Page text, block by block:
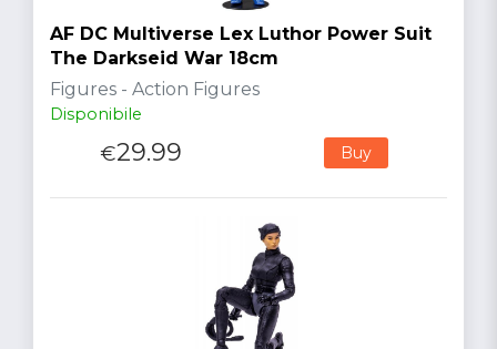
AF DC Multiverse Lex Luthor Power Suit
The Darkseid War 18cm
Figures - Action Figures
Disponibile
€29.99 Buy